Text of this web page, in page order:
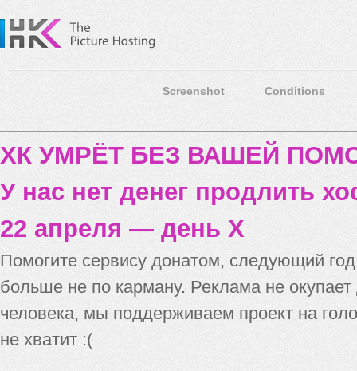
Screenshot Conditions
ХК УМРЁТ БЕЗ ВАШЕЙ
У нас нет денег продлить
22 апреля — день X
Помогите сервису донатом, следующий
больше не по карману. Реклама не
человека, мы поддерживаем проект на
не хватит :(